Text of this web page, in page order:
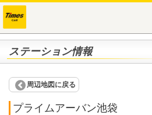
ステーション情報
周辺地図に戻る
プライムアーバン池袋